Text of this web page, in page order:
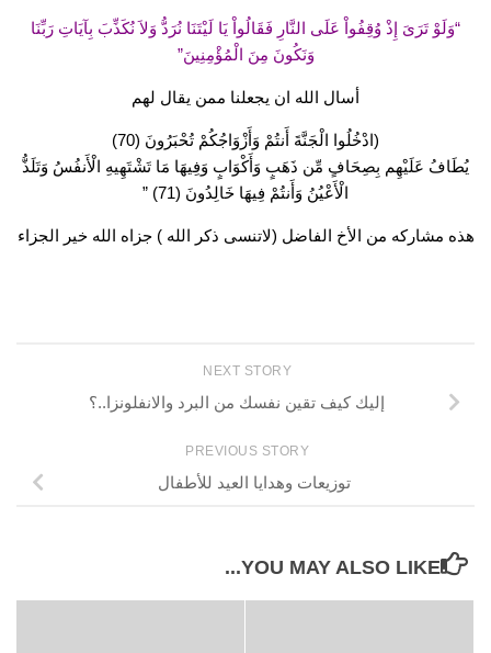
“وَلَوْ تَرَىَ إِذْ وُقِفُواْ عَلَى النَّارِ فَقَالُواْ يَا لَيْتَنَا نُرَدُّ وَلاَ نُكَذِّبَ بِآيَاتِ رَبِّنَا
وَنَكُونَ مِنَ الْمُؤْمِنِينَ”
أسال الله ان يجعلنا ممن يقال لهم
(ادْخُلُوا الْجَنَّةَ أَنتُمْ وَأَزْوَاجُكُمْ تُحْبَرُونَ (70)
يُطَافُ عَلَيْهِم بِصِحَافٍ مِّن ذَهَبٍ وَأَكْوَابٍ وَفِيهَا مَا تَشْتَهِيهِ الْأَنفُسُ وَتَلَذُّ
الْأَعْيُنُ وَأَنتُمْ فِيهَا خَالِدُونَ (71) ”
هذه مشاركه من الأخ الفاضل (لاتنسى ذكر الله ) جزاه الله خير الجزاء
NEXT STORY
إليك كيف تقين نفسك من البرد والانفلونزا..؟
PREVIOUS STORY
توزيعات وهدايا العيد للأطفال
YOU MAY ALSO LIKE...